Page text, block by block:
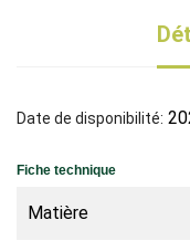
Date de disponibilité:
Fiche technique
Matière